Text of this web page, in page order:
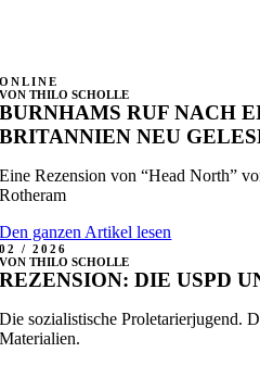
ONLINE
VON THILO SCHOLLE
BURNHAMS RUF NACH
BRITANNIEN NEU
Eine Rezension von “Head North”
Rotheram
Den ganzen Artikel lesen
02 / 2026
VON THILO SCHOLLE
REZENSION: DIE USPD
Die sozialistische Proletarierjugend.
Materialien.